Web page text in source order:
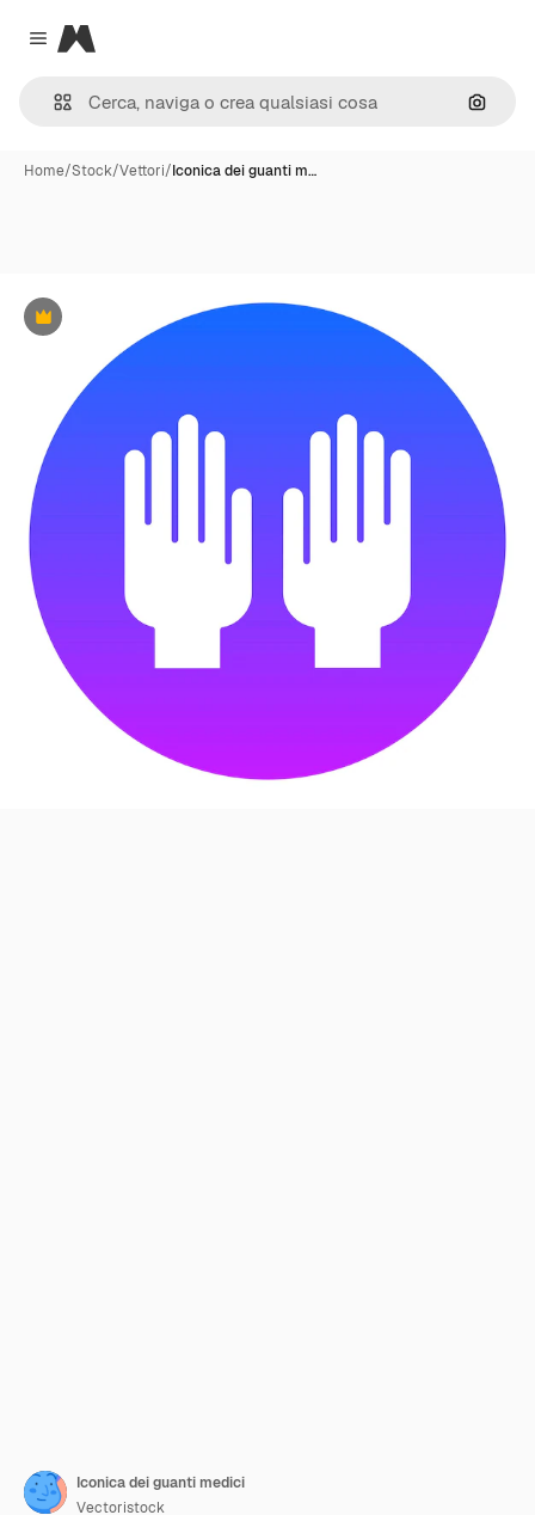
Close menu
Magnific
Cerca
Home/Stock/Vettori/Iconica dei guanti m…
Premium
Iconica dei guanti medici
Vectoristock